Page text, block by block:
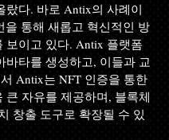
랐다. 바로 Antix의 사례이
통해 새롭고 혁신적인 방
보이고 있다. Antix 플랫폼
타를 생성하고, 이들과 교
Antix는 NFT 인증을 통한
자유를 제공하며, 블록체
창출 도구로 확장될 수 있